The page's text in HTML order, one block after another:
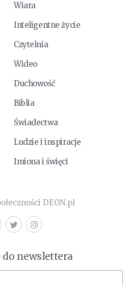
Wiara
Inteligentne życie
Czytelnia
Wideo
Duchowość
Biblia
Świadectwa
Ludzie i inspiracje
Imiona i święci
DEON.pl
do newslettera